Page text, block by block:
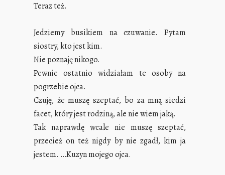
Teraz też.
Jedziemy busikiem na czuwanie. Pytam
siostry, kto jest kim.
Nie poznaję nikogo.
Pewnie ostatnio widziałam te osoby na
pogrzebie ojca.
Czuję, że muszę szeptać, bo za mną siedzi
facet, który jest rodziną, ale nie wiem jaką.
Tak naprawdę wcale nie muszę szeptać,
przecież on też nigdy by nie zgadł, kim ja
jestem. …Kuzyn mojego ojca.